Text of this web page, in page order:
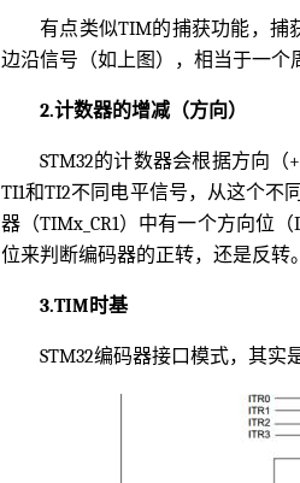
有点类似TIM的捕获功能，捕
边沿信号（如上图），相当于一个
2.计数器的增减（方向）
STM32的计数器会根据方向
TI1和TI2不同电平信号，从这个不
器（TIMx_CR1）中有一个方向位
位来判断编码器的正转，还是反转。
3.TIM时基
STM32编码器接口模式，其实